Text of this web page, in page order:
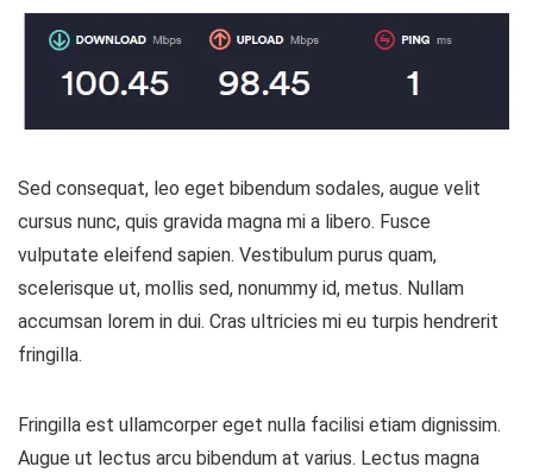
Sed consequat, leo eget bibendum sodales, augue velit
cursus nunc, quis gravida magna mi a libero. Fusce
vulputate eleifend sapien. Vestibulum purus quam,
scelerisque ut, mollis sed, nonummy id, metus. Nullam
accumsan lorem in dui. Cras ultricies mi eu turpis hendrerit
fringilla.
Fringilla est ullamcorper eget nulla facilisi etiam dignissim.
Augue ut lectus arcu bibendum at varius. Lectus magna